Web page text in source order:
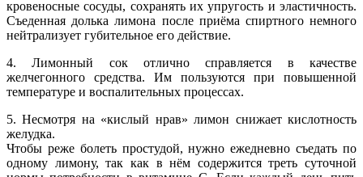
кровеносные сосуды, сохранять их упругость и эластичность.
Съеденная долька лимона после приёма спиртного немного
нейтрализует губительное его действие.
4. Лимонный сок отлично справляется в качестве
желчегонного средства. Им пользуются при повышенной
температуре и воспалительных процессах.
5. Несмотря на «кислый нрав» лимон снижает кислотность
желудка.
Чтобы реже болеть простудой, нужно ежедневно съедать по
одному лимону, так как в нём содержится треть суточной